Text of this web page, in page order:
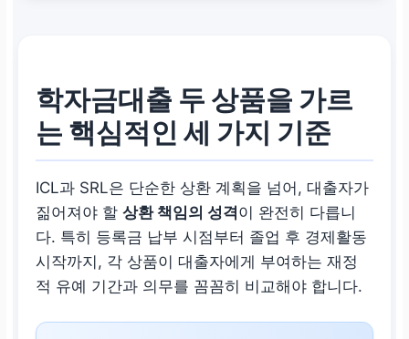
학자금대출 두 상품을 가르
는 핵심적인 세 가지 기준
ICL과 SRL은 단순한 상환 계획을 넘어, 대출자가
짊어져야 할상환 책임의 성격이 완전히 다릅니
다. 특히 등록금 납부 시점부터 졸업 후 경제활동
시작까지, 각 상품이 대출자에게 부여하는 재정
적 유예 기간과 의무를 꼼꼼히 비교해야 합니다.